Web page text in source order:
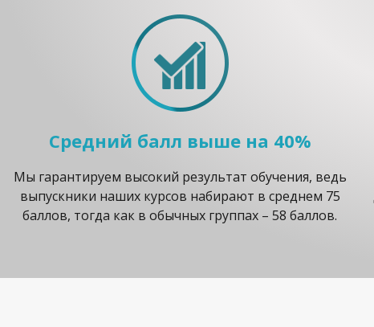
Средний балл выше на 40%
Мы гарантируем высокий результат обучения, ведь
выпускники наших курсов набирают в среднем 75
баллов, тогда как в обычных группах – 58 баллов.